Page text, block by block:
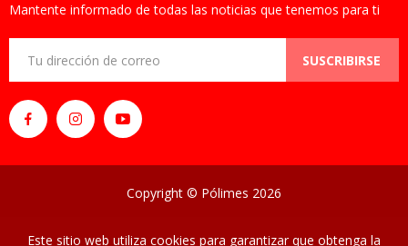
Mantente informado de todas las noticias que tenemos para ti
SUSCRIBIRSE
Copyright © Pólimes 2026
Este sitio web utiliza cookies para garantizar que obtenga la